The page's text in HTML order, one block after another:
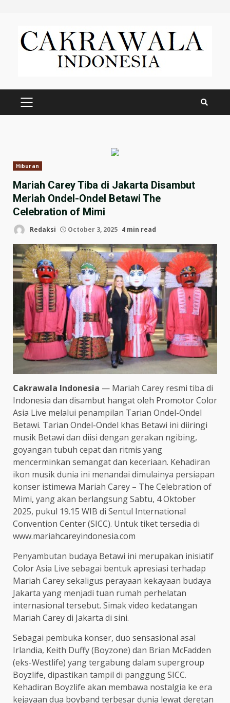
content
PRIMARY
Hiburan
Mariah Carey Tiba di Jakarta Disambut
Meriah Ondel-Ondel Betawi The
Celebration of Mimi
Redaksi October 3, 2025 4 min read
Cakrawala Indonesia — Mariah Carey resmi tiba di
Indonesia dan disambut hangat oleh Promotor Color
Asia Live melalui penampilan Tarian Ondel-Ondel
Betawi. Tarian Ondel-Ondel khas Betawi ini diiringi
musik Betawi dan diisi dengan gerakan ngibing,
goyangan tubuh cepat dan ritmis yang
mencerminkan semangat dan keceriaan. Kehadiran
ikon musik dunia ini menandai dimulainya persiapan
konser istimewa Mariah Carey – The Celebration of
Mimi, yang akan berlangsung Sabtu, 4 Oktober
2025, pukul 19.15 WIB di Sentul International
Convention Center (SICC). Untuk tiket tersedia di
www.mariahcareyindonesia.com
Penyambutan budaya Betawi ini merupakan inisiatif
Color Asia Live sebagai bentuk apresiasi terhadap
Mariah Carey sekaligus perayaan kekayaan budaya
Jakarta yang menjadi tuan rumah perhelatan
internasional tersebut. Simak video kedatangan
Mariah Carey di Jakarta di sini.
Sebagai pembuka konser, duo sensasional asal
Irlandia, Keith Duffy (Boyzone) dan Brian McFadden
(eks-Westlife) yang tergabung dalam supergroup
Boyzlife, dipastikan tampil di panggung SICC.
Kehadiran Boyzlife akan membawa nostalgia ke era
kejayaan dua boyband terbesar dunia lewat deretan